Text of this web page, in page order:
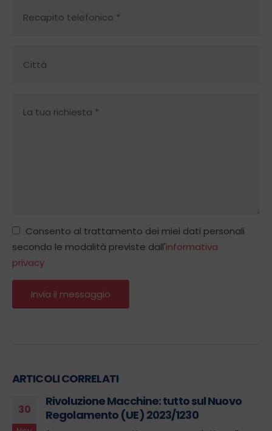
Consento al trattamento dei miei dati personali
secondo le modalità previste dall'informativa
privacy
ARTICOLI CORRELATI
30
Rivoluzione Macchine: tutto sul Nuovo
Regolamento (UE) 2023/1230